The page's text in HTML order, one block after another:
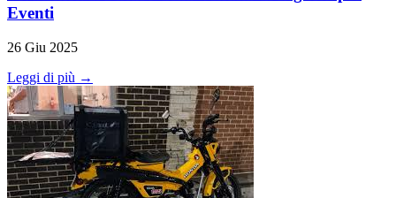
Eventi
26 Giu 2025
Leggi di più →